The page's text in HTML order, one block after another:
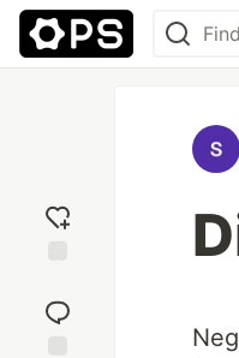
reaction